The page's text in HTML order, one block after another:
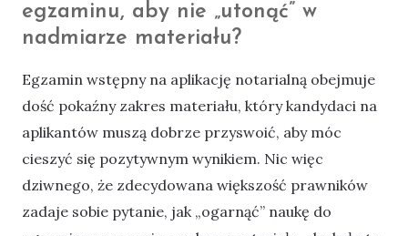
egzaminu, aby nie „utonąć” w
nadmiarze materiału?
Egzamin wstępny na aplikację notarialną obejmuje
dość pokaźny zakres materiału, który kandydaci na
aplikantów muszą dobrze przyswoić, aby móc
cieszyć się pozytywnym wynikiem. Nic więc
dziwnego, że zdecydowana większość prawników
zadaje sobie pytanie, jak „ogarnąć” naukę do